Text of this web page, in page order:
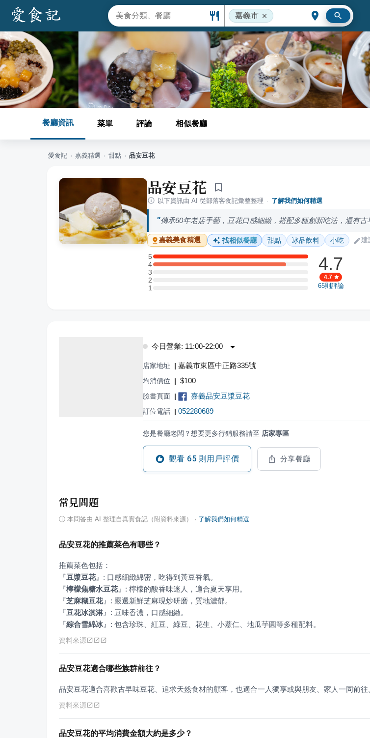
嘉義市
餐廳資訊 菜單 評論 相似餐廳
愛食記 › 嘉義精選 › 甜點 › 品安豆花
品安豆花
以下資訊由 AI 從部落客食記彙整整理 · 了解我們如何精選
傳承60年老店手藝，豆花口感細緻，搭配多種創新吃法，還有古
嘉義美食精選 找相似餐廳 甜點 冰品飲料 小吃 建
5
5 星：14 則評論
4
4 星：12 則評論
3
3 星：0 則評論
2
2 星：0 則評論
11 星：0 則評論
4.7
4.7
65則評論
今日營業: 11:00-22:00
店家地址 | 嘉義市東區中正路335號
均消價位 | $100
臉書頁面 | 嘉義品安豆漿豆花
訂位電話 | 052280689
您是餐廳老闆？想要更多行銷服務請至 店家專區
觀看 65 則用戶評價 分享餐廳
常見問題
ⓘ 本問答由 AI 整理自真實食記（附資料來源） · 了解我們如何精選
品安豆花的推薦菜色有哪些？
『豆漿豆花』
『檸檬焦糖水豆花』
『芝麻糊豆花』
『豆花冰淇淋』
『綜合雪綿冰 』 : 包含珍珠、紅豆、綠豆、花生、小薏仁、地瓜芋圓等多種配料。
資料來源
品安豆花適合哪些族群前往？
品安豆花適合喜歡古早味豆花、追求天然食材的顧客，也適合一人獨享或與朋友、家人一同前往
資料來源
品安豆花的平均消費金額大約是多少？